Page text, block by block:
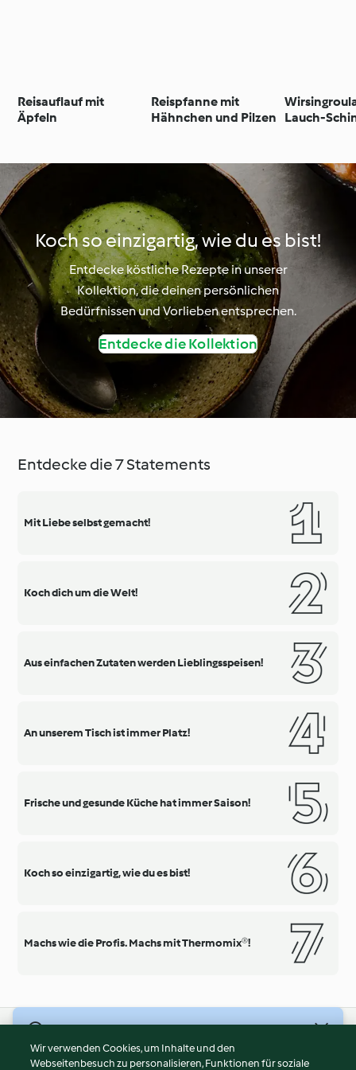
Reisauflauf mit
Äpfeln
Reispfanne mit
Hähnchen und Pilzen
Lauch-
Koch so einzigartig, wie du es bist!
Entdecke köstliche Rezepte in unserer
Kollektion, die deinen persönlichen
Bedürfnissen und Vorlieben entsprechen.
Entdecke die Kollektion
Entdecke die 7 Statements
Mit Liebe selbst gemacht!
Koch dich um die Welt!
Aus einfachen Zutaten werden Lieblingsspeisen!
An unserem Tisch ist immer Platz!
Frische und gesunde Küche hat immer Saison!
Koch so einzigartig, wie du es bist!
Machs wie die Profis. Machs mit Thermomix®!
Wir verwenden Cookies, um Inhalte und den
Webseitenbesuch zu personalisieren, Funktionen für soziale